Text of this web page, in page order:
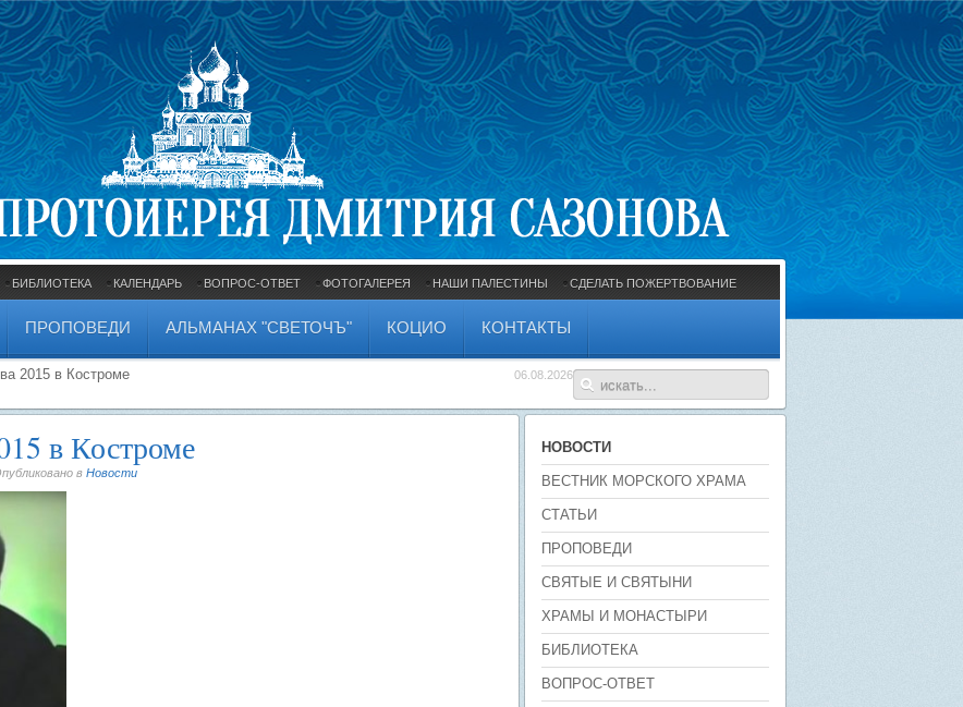
БИБЛИОТЕКА КАЛЕНДАРЬ ВОПРОС-ОТВЕТ ФОТОГАЛЕРЕЯ НАШИ ПАЛЕСТИНЫ СДЕЛАТЬ ПОЖЕРТВОВАНИЕ
ПРОПОВЕДИ АЛЬМАНАХ "СВЕТОЧЪ" КОЦИО КОНТАКТЫ
06.08.2026
2015 в Костроме
в Костроме
в Новости
НОВОСТИ
ВЕСТНИК МОРСКОГО ХРАМА
СТАТЬИ
ПРОПОВЕДИ
СВЯТЫЕ И СВЯТЫНИ
ХРАМЫ И МОНАСТЫРИ
БИБЛИОТЕКА
ВОПРОС-ОТВЕТ